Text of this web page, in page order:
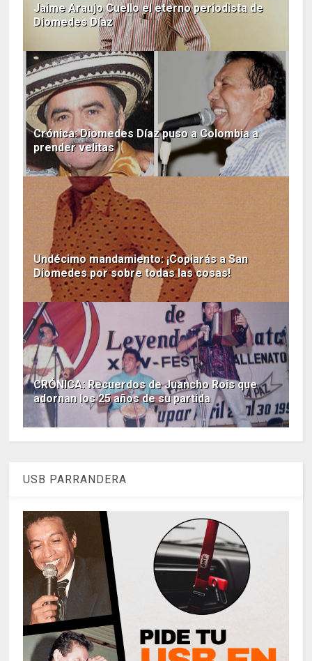
Jaime Araujo Cuello el eterno periodista de
Diomedes Díaz
Crónica: Diomedes Díaz puso a Colombia a
prender velitas
Undécimo mandamiento: ¡Copiarás a San
Diomedes por sobre todas las cosas!
CRÓNICA: Recuerdos de Juancho Rois que
adornan los 25 años de su partida
USB PARRANDERA